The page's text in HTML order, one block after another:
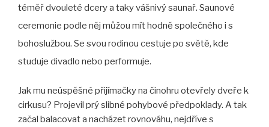
EMBED
téměř dvouleté dcery a taky vášnivý saunař. Saunové
ceremonie podle něj můžou mít hodně společného i s
bohoslužbou. Se svou rodinou cestuje po světě, kde
studuje divadlo nebo performuje.
Jak mu neúspěšné přijímačky na činohru otevřely dveře k
cirkusu? Projevil prý slibné pohybové předpoklady. A tak
začal balacovat a nacházet rovnováhu, nejdříve s